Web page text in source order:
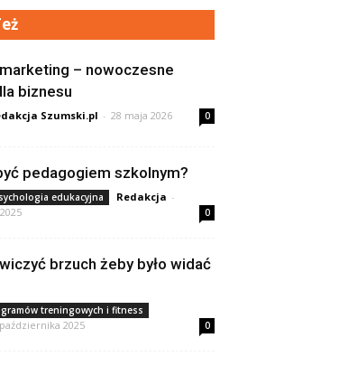
– nowoczesne
biznesu
Szumski.pl - 28 maja 2026 0
pedagogiem szkolnym?
edukacyjna Redakcja -
0
brzuch żeby było widać
treningowych i fitness
2025 0